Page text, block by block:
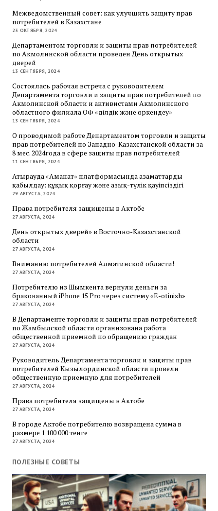
Межведомственный совет: как улучшить защиту прав
потребителей в Казахстане
23 ОКТЯБРЯ, 2024
Департаментом торговли и защиты прав потребителей
по Акмолинской области проведен День открытых
дверей
13 СЕНТЯБРЯ, 2024
Состоялась рабочая встреча с руководителем
Департамента торговли и защиты прав потребителей по
Акмолинской области и активистами Акмолинского
областного филиала ОФ «Әділдік және өркендеу»
13 СЕНТЯБРЯ, 2024
О проводимой работе Департаментом торговли и защиты
прав потребителей по Западно-Казахстанской области за
8 мес. 2024года в сфере защиты прав потребителей
11 СЕНТЯБРЯ, 2024
Атырауда «Аманат» платформасында азаматтарды
қабылдау: құқық қорғау және азық-түлік қауіпсіздігі
29 АВГУСТА, 2024
Права потребителя защищены в Актобе
27 АВГУСТА, 2024
День открытых дверей» в Восточно-Казахстанской
области
27 АВГУСТА, 2024
Вниманию потребителей Алматинской области!
27 АВГУСТА, 2024
Потребителю из Шымкента вернули деньги за
бракованный iPhone 15 Pro через систему «E-otinish»
27 АВГУСТА, 2024
В Департаменте торговли и защиты прав потребителей
по Жамбылской области организована работа
общественной приемной по обращению граждан
27 АВГУСТА, 2024
Руководитель Департамента торговли и защиты прав
потребителей Кызылординской области провели
общественную приемную для потребителей
27 АВГУСТА, 2024
Права потребителя защищены в Актобе
27 АВГУСТА, 2024
В городе Актобе потребителю возвращена сумма в
размере 1 100 000 тенге
27 АВГУСТА, 2024
ПОЛЕЗНЫЕ СОВЕТЫ